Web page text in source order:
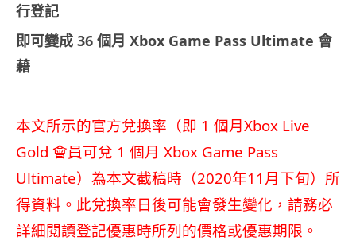
行登記
即可變成 36 個月 Xbox Game Pass Ultimate 會
藉
本文所示的官方兌換率（即 1 個月Xbox Live
Gold 會員可兌 1 個月 Xbox Game Pass
Ultimate）為本文截稿時（2020年11月下旬）所
得資料。此兌換率日後可能會發生變化，請務必
詳細閱讀登記優惠時所列的價格或優惠期限。